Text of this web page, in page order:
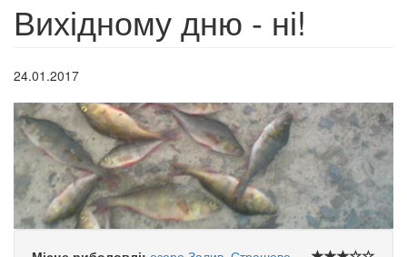
Вихідному дню - ні!
24.01.2017